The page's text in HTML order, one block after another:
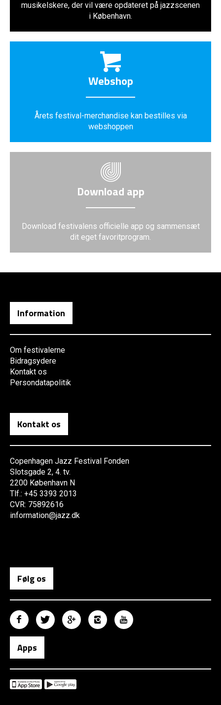
musikelskere, der vil være opdateret på jazzscenen
i København.
Webshop
Årets festival-merchandise kan bestilles via
webshoppen
Download app
Download festivalens officielle app og sammensæt
dit eget favoritprogram.
Information
Om festivalerne
Bidragsydere
Kontakt os
Persondatapolitik
Kontakt os
Copenhagen Jazz Festival Fonden
Slotsgade 2, 4. tv.
2200 København N
Tlf.: +45 3393 2013
CVR: 75892616
information@jazz.dk
Følg os
Apps